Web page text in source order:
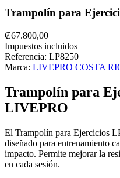
Trampolín para
₡67.800,00
Impuestos incluidos
Referencia: LP8250
Marca: LIVEPRO COSTA
Trampolín para
LIVEPRO
El Trampolín para Ejercicios
diseñado para entrenamiento
impacto. Permite mejorar la
en cada sesión.